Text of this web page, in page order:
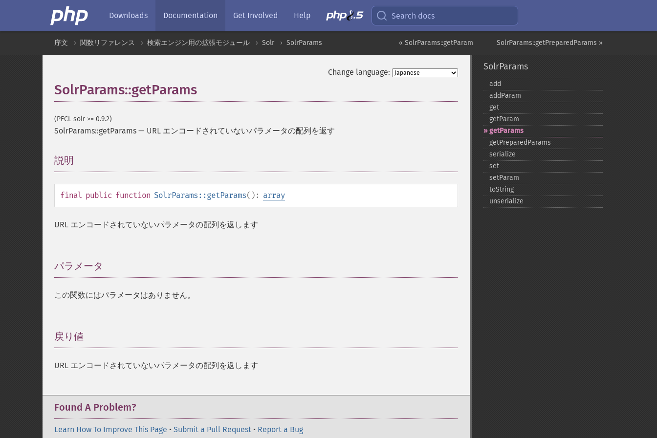
Downloads Documentation Get Involved Help Search docs
SolrParams::getPreparedParams »
« SolrParams::getParam
序文 関数リファレンス 検索エンジン用の拡張モジュール Solr SolrParams
Change language:
SolrParams::getParams
(PECL solr >= 0.9.2)
SolrParams::getParams — URL エンコードされていないパラメータの配列を返す
説明
final public function SolrParams::getParams(): array
URL エンコードされていないパラメータの配列を返します
パラメータ
この関数にはパラメータはありません。
戻り値
URL エンコードされていないパラメータの配列を返します
Found A Problem?
Learn How To Improve This Page • Submit a Pull Request • Report a Bug
SolrParams
add
addParam
get
getParam
getParams
getPreparedParams
serialize
set
setParam
toString
unserialize